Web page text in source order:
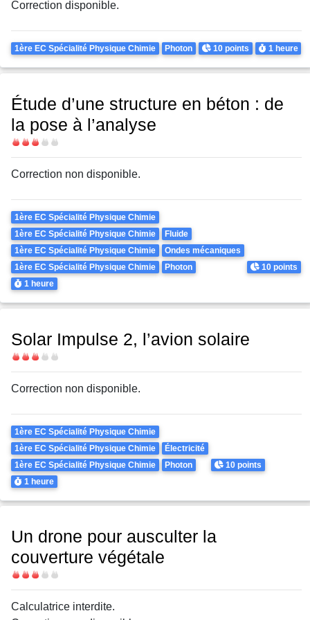
Correction disponible.
Theme
1ère EC Spécialité Physique Chimie Photon Points
10 points Durée
1 heure
Étude d’une structure en béton : de
la pose à l’analyse
Difficulté
Correction non disponible.
Theme
1ère EC Spécialité Physique Chimie
1ère EC Spécialité Physique Chimie
Fluide
1ère EC Spécialité Physique Chimie
Ondes mécaniques
1ère EC Spécialité Physique Chimie
Photon Points
10 points
Durée
1 heure
Solar Impulse 2, l’avion solaire
Difficulté
Correction non disponible.
Theme
1ère EC Spécialité Physique Chimie
1ère EC Spécialité Physique Chimie
Électricité
1ère EC Spécialité Physique Chimie
Photon Points
10 points
Durée
1 heure
Un drone pour ausculter la
couverture végétale
Difficulté
Calculatrice interdite.